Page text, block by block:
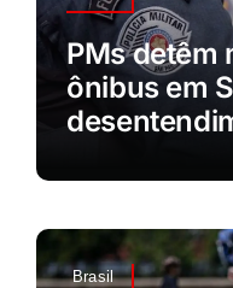
PMs detêm
ônibus em
Brasil